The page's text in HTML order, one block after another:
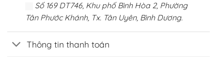
Số 169 DT746, Khu phố Bình Hòa 2, Phường
Tân Phước Khánh, Tx. Tân Uyên, Bình Dương.
Thông tin thanh toán